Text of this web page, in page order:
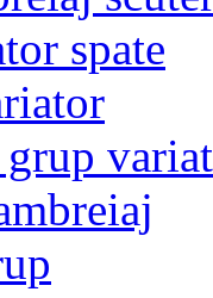
spate